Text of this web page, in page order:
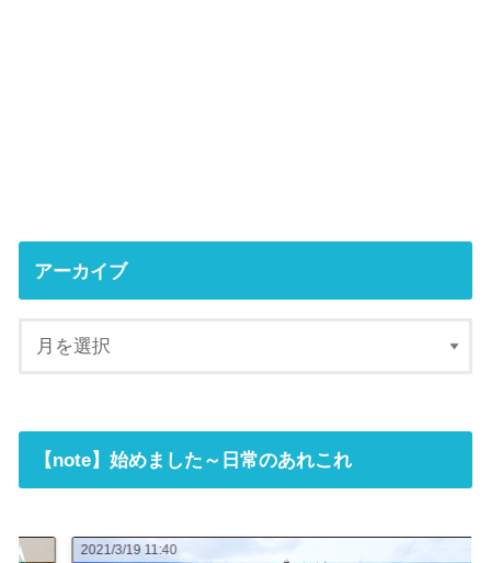
アーカイブ
【note】始めました～日常のあれこれ
2021/3/19 11:40